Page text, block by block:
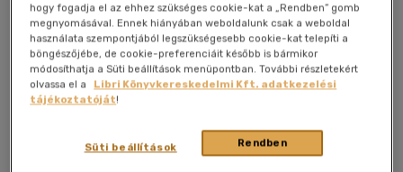
Csak online
Kívánságlistához adom
magyar nyelvű|füles, kartonált
hogy fogadja el az ehhez szükséges cookie-kat a „Rendben” gomb
megnyomásával. Ennek hiányában weboldalunk csak a weboldal
használata szempontjából legszükségesebb cookie-kat telepíti a
böngészőjébe, de cookie-preferenciáit később is bármikor
módosíthatja a Süti beállítások menüpontban. További részletekért
olvassa el a
Libri Könyvkereskedelmi Kft. adatkezelési
tájékoztatóját!
Rendben
Süti beállítások